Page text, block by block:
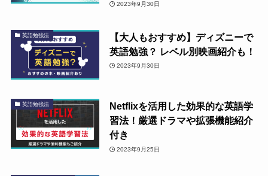
2023年9月30日
英語勉強法
【大人もおすすめ】ディズニーで
英語勉強？ レベル別映画紹介も！
2023年9月30日
英語勉強法
Netflixを活用した効果的な英語学
習法！厳選ドラマや拡張機能紹介
付き
2023年9月25日